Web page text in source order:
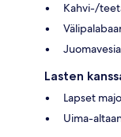
Kahvi-/
Lasten
Lapset
Uima-